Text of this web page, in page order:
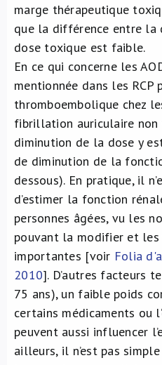
marge thérapeutique
que la différence entre la
dose toxique est faible.
En ce qui concerne les
mentionnée dans les RCP
thromboembolique chez
fibrillation auriculaire non
diminution de la dose y
de diminution de la
dessous). En pratique, il
d’estimer la fonction
personnes âgées, vu les
pouvant la modifier et
importantes [voir Folia
2010]. D’autres facteurs
75 ans), un faible poids
certains médicaments ou
peuvent aussi influencer
ailleurs, il n’est pas